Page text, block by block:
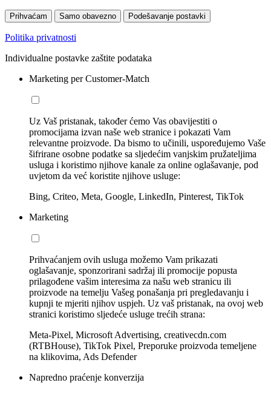
Prihvaćam Samo obavezno Podešavanje postavki
Politika privatnosti
Individualne postavke zaštite podataka
Marketing per Customer-Match
Uz Vaš pristanak, također ćemo Vas obavijestiti o
promocijama izvan naše web stranice i pokazati Vam
relevantne proizvode. Da bismo to učinili, uspoređujemo Vaše
šifrirane osobne podatke sa sljedećim vanjskim pružateljima
usluga i koristimo njihove kanale za online oglašavanje, pod
uvjetom da već koristite njihove usluge:
Bing, Criteo, Meta, Google, LinkedIn, Pinterest, TikTok
Marketing
Prihvaćanjem ovih usluga možemo Vam prikazati
oglašavanje, sponzorirani sadržaj ili promocije popusta
prilagođene vašim interesima za našu web stranicu ili
proizvode na temelju Vašeg ponašanja pri pregledavanju i
kupnji te mjeriti njihov uspjeh. Uz vaš pristanak, na ovoj web
stranici koristimo sljedeće usluge trećih strana:
Meta-Pixel, Microsoft Advertising, creativecdn.com
(RTBHouse), TikTok Pixel, Preporuke proizvoda temeljene
na klikovima, Ads Defender
Napredno praćenje konverzija